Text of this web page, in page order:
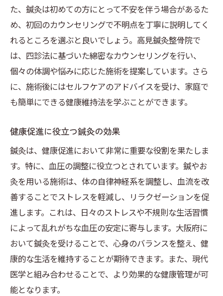
大阪府での鍼灸体験の魅力
鍼灸施術がもたらす心身の安定
旅先での鍼灸施術の注意点
健康維持のための定期的な鍼灸施術
鍼灸を活用した新しい健康法
ストレス社会での血圧管理に鍼灸を取り入れる
鍼灸がストレス軽減に及ぼす影響
大阪での鍼灸ストレスケアの実践
ストレス管理のための鍼灸施術法
鍼灸を活用したストレスフリーな生活
鍼灸による心と体の調和
大阪府の鍼灸院で血圧改善を目指す方法
専門家による鍼灸施術の紹介
血圧改善のための具体的なステップ
大阪府での効果的な鍼灸院の探し方
初めての鍼灸体験に向けた準備
た、鍼灸は初めての方にとって不安を伴う場合があるた
め、初回のカウンセリングで不明点を丁寧に説明してく
れるところを選ぶと良いでしょう。高見鍼灸整骨院で
は、四診法に基づいた綿密なカウンセリングを行い、
個々の体調や悩みに応じた施術を提案しています。さら
に、施術後にはセルフケアのアドバイスを受け、家庭で
も簡単にできる健康維持法を学ぶことができます。
健康促進に役立つ鍼灸の効果
鍼灸は、健康促進において非常に重要な役割を果たしま
す。特に、血圧の調整に役立つとされています。鍼やお
灸を用いる施術は、体の自律神経系を調整し、血流を改
善することでストレスを軽減し、リラクゼーションを促
進します。これは、日々のストレスや不規則な生活習慣
によって乱れがちな血圧の安定に寄与します。大阪府に
おいて鍼灸を受けることで、心身のバランスを整え、健
康的な生活を維持することが期待できます。また、現代
医学と組み合わせることで、より効果的な健康管理が可
能となります。